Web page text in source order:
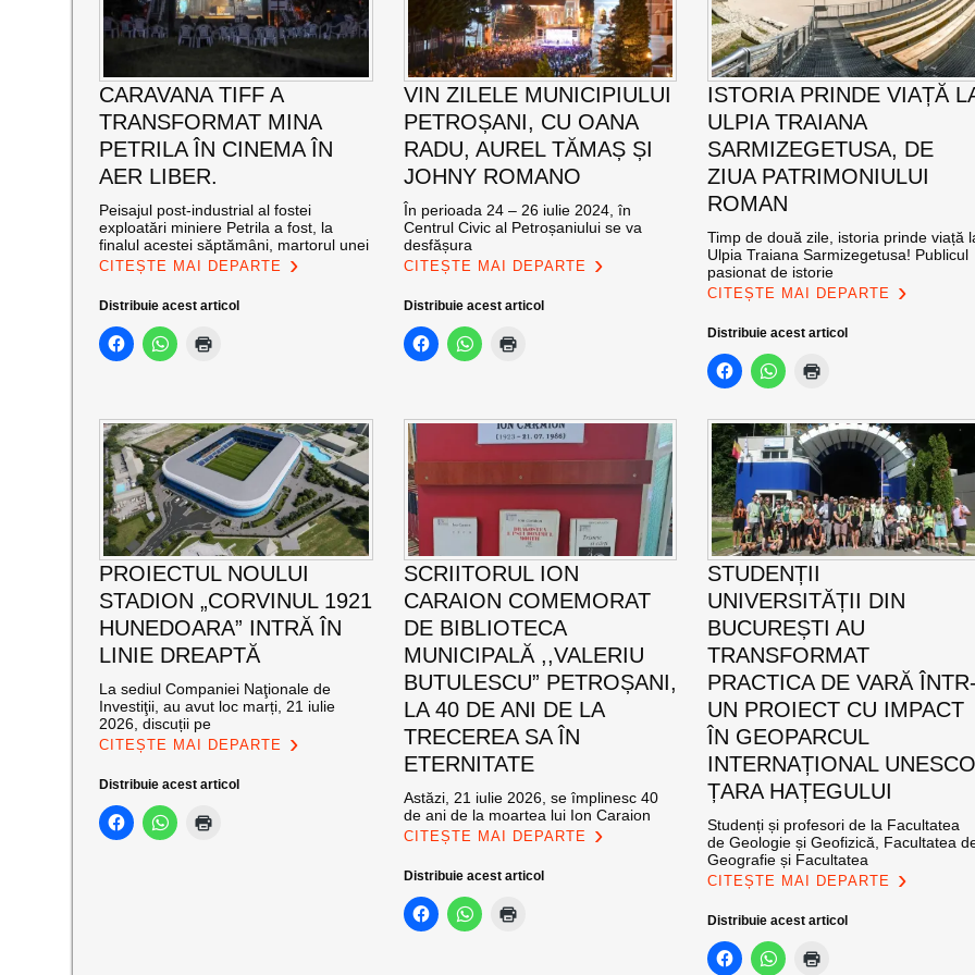
CARAVANA TIFF A
TRANSFORMAT MINA
PETRILA ÎN CINEMA ÎN
AER LIBER.
Peisajul post-industrial al fostei
exploatări miniere Petrila a fost, la
finalul acestei săptămâni, martorul unei
CITEȘTE MAI DEPARTE
Distribuie acest articol
VIN ZILELE MUNICIPIULUI
PETROȘANI, CU OANA
RADU, AUREL TĂMAȘ ȘI
JOHNY ROMANO
În perioada 24 – 26 iulie 2024, în
Centrul Civic al Petroșaniului se va
desfășura
CITEȘTE MAI DEPARTE
Distribuie acest articol
ISTORIA PRINDE VIAȚĂ
ULPIA TRAIANA
SARMIZEGETUSA, DE
ZIUA PATRIMONIULUI
ROMAN
Timp de două zile, istoria prinde viață
Ulpia Traiana Sarmizegetusa! Publicul
pasionat de istorie
CITEȘTE MAI DEPARTE
Distribuie acest articol
PROIECTUL NOULUI
STADION „CORVINUL 1921
HUNEDOARA” INTRĂ ÎN
LINIE DREAPTĂ
La sediul Companiei Naţionale de
Investiţii, au avut loc marți, 21 iulie
2026, discuții pe
CITEȘTE MAI DEPARTE
Distribuie acest articol
SCRIITORUL ION
CARAION COMEMORAT
DE BIBLIOTECA
MUNICIPALĂ ,,VALERIU
BUTULESCU” PETROȘANI,
LA 40 DE ANI DE LA
TRECEREA SA ÎN
ETERNITATE
Astăzi, 21 iulie 2026, se împlinesc 40
de ani de la moartea lui Ion Caraion
CITEȘTE MAI DEPARTE
Distribuie acest articol
STUDENȚII
UNIVERSITĂȚII DIN
BUCUREȘTI AU
TRANSFORMAT
PRACTICA DE VARĂ
UN PROIECT CU IMPACT
ÎN GEOPARCUL
INTERNAȚIONAL
ȚARA HAȚEGULUI
Studenți și profesori de la Facultatea
de Geologie și Geofizică, Facultatea
Geografie și Facultatea
CITEȘTE MAI DEPARTE
Distribuie acest articol